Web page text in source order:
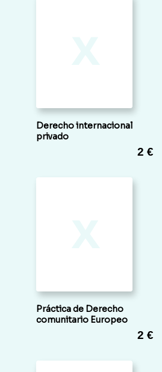
Derecho internacional
privado
2 €
Práctica de Derecho
comunitario Europeo
2 €